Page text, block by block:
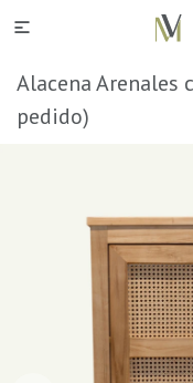

Alacena
pedido)